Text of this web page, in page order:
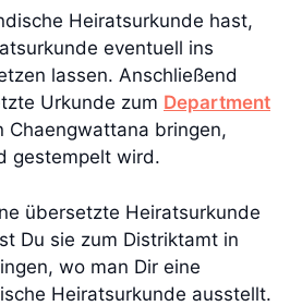
Heiratsurkunde hast,
eventuell ins
lassen. Anschließend
Urkunde zum Department
Chaengwattana bringen,
gestempelt wird.
übersetzte Heiratsurkunde
Du sie zum Distriktamt in
wo man Dir eine
Heiratsurkunde ausstellt.